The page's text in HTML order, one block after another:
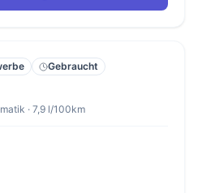
Gebraucht
· 7,9 l/100km